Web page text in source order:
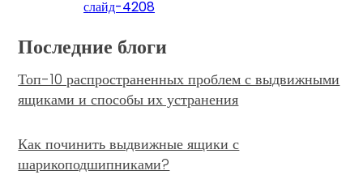
слайд-4208
Последние блоги
Топ-10 распространенных проблем с выдвижными
ящиками и способы их устранения
Как починить выдвижные ящики с
шарикоподшипниками?